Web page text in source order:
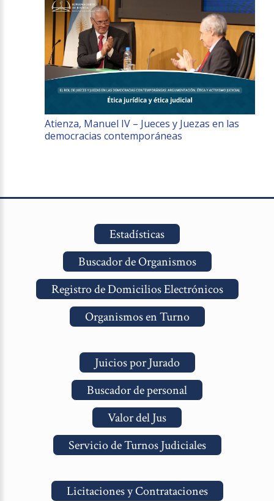
Atienza, Manuel IV – Jueces y Juezas en las
democracias contemporáneas
Estadísticas
Buscador de Organismos
Registro de Domicilios Electrónicos
Organismos en Turno
Juicios por Jurado
Buscador de personal
Valor del Jus
Servicio de Turnos Judiciales
Licitaciones y Contrataciones